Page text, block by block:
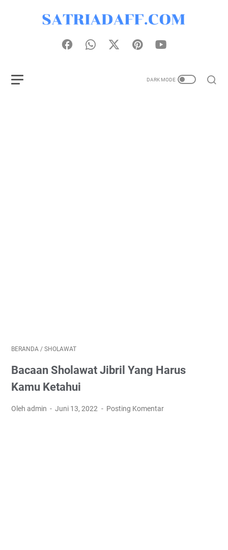
BERANDA / SHOLAWAT
Bacaan Sholawat Jibril Yang Harus
Kamu Ketahui
Oleh admin Juni 13, 2022 Posting Komentar